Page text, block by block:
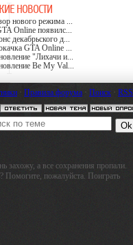
НОВОСТИ
нового режима ...
Online появилс...
декабрьского д...
GTA Online ...
"Лихачи и...
Be My Val...
· Правила форума · Поиск · RSS
а все сохранения пропали.
Помогите, пожалуйста. Поиграть